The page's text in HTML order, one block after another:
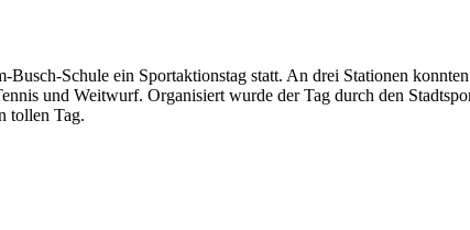
Schule ein Sportaktionstag statt. An drei Stationen
und Weitwurf. Organisiert wurde der Tag durch den
tollen Tag.